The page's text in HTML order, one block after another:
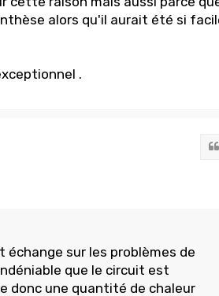
alors qu'il aurait été si
.
sur les problèmes de
que le circuit est
donc une quantité de chaleur